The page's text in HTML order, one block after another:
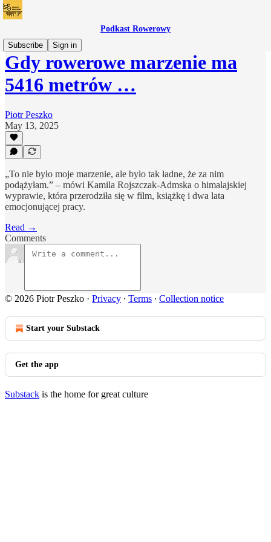
Podkast Rowerowy
Subscribe
Sign in
Gdy rowerowe marzenie ma
5416 metrów …
Piotr Peszko
May 13, 2025
„To nie było moje marzenie, ale było tak ładne, że za nim
podążyłam.” – mówi Kamila Rojszczak-Admska o himalajskiej
wyprawie, która przerodziła się w film, książkę i dwa lata
emocjonującej pracy.
Read →
Comments
© 2026 Piotr Peszko · Privacy ∙ Terms ∙ Collection notice
Start your Substack
Get the app
Substack is the home for great culture